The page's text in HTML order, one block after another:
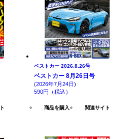
ベストカー 2026.8.26号
ベストカー 8月26日号
(2026年7月24日)
590円（税込）
商品を購入 関連サイト